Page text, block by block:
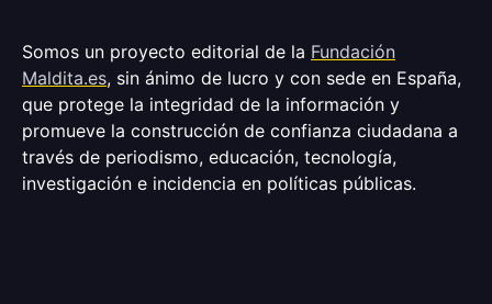
Somos un proyecto editorial de la Fundación
Maldita.es, sin ánimo de lucro y con sede en España,
que protege la integridad de la información y
promueve la construcción de confianza ciudadana a
través de periodismo, educación, tecnología,
investigación e incidencia en políticas públicas.